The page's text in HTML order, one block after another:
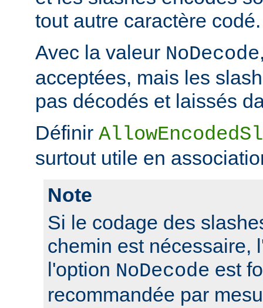
tout autre caractère codé.
Avec la valeur NoDecode
acceptées, mais les
pas décodés et laissés
Définir
surtout utile en
Note
Si le codage des
chemin est nécessaire,
l'option NoDecode est
recommandée par